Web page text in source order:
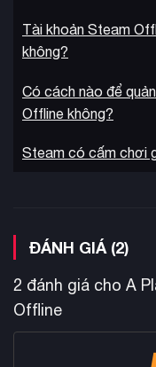
Tài khoản Steam
không?
Có cách nào để
Offline không?
Steam có cấm chơi
ĐÁNH GIÁ (2)
2 đánh giá cho A
Offline